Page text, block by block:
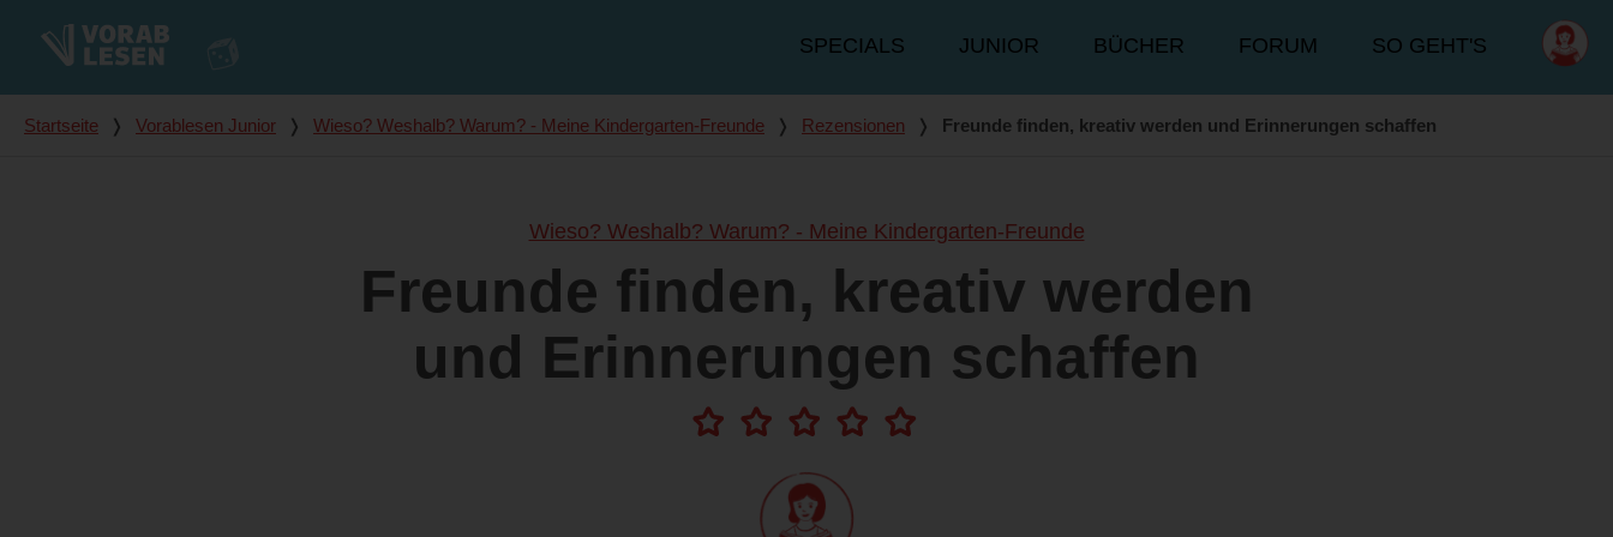
Hauptmenü
SPECIALS JUNIOR BÜCHER FORUM SO GEHT'S
Du bist hier
Startseite ❭ Vorablesen Junior ❭ Wieso? Weshalb? Warum? - Meine Kindergarten-Freunde ❭ Rezensionen ❭ Freunde finden, kreativ werden und Erinnerungen schaffen
Wieso? Weshalb? Warum? - Meine Kindergarten-Freunde
Freunde finden, kreativ werden
und Erinnerungen schaffen